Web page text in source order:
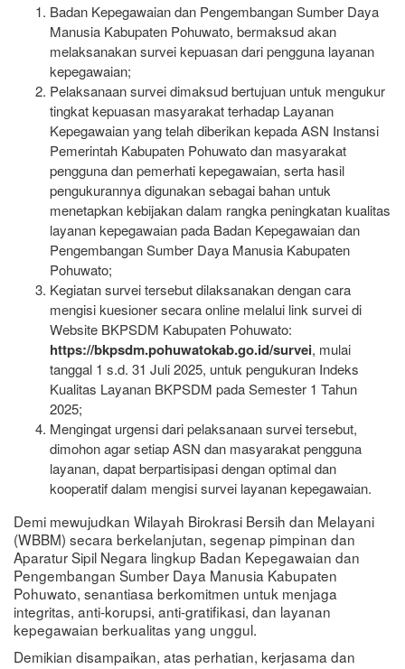
Badan Kepegawaian dan Pengembangan Sumber Daya
Manusia Kabupaten Pohuwato, bermaksud akan
melaksanakan survei kepuasan dari pengguna layanan
kepegawaian;
Pelaksanaan survei dimaksud bertujuan untuk mengukur
tingkat kepuasan masyarakat terhadap Layanan
Kepegawaian yang telah diberikan kepada ASN Instansi
Pemerintah Kabupaten Pohuwato dan masyarakat
pengguna dan pemerhati kepegawaian, serta hasil
pengukurannya digunakan sebagai bahan untuk
menetapkan kebijakan dalam rangka peningkatan kualitas
layanan kepegawaian pada Badan Kepegawaian dan
Pengembangan Sumber Daya Manusia Kabupaten
Pohuwato;
Kegiatan survei tersebut dilaksanakan dengan cara
mengisi kuesioner secara online melalui link survei di
Website BKPSDM Kabupaten Pohuwato:
https://bkpsdm.pohuwatokab.go.id/survei, mulai
tanggal 1 s.d. 31 Juli 2025, untuk pengukuran Indeks
Kualitas Layanan BKPSDM pada Semester 1 Tahun
2025;
Mengingat urgensi dari pelaksanaan survei tersebut,
dimohon agar setiap ASN dan masyarakat pengguna
layanan, dapat berpartisipasi dengan optimal dan
kooperatif dalam mengisi survei layanan kepegawaian.
Demi mewujudkan Wilayah Birokrasi Bersih dan Melayani
(WBBM) secara berkelanjutan, segenap pimpinan dan
Aparatur Sipil Negara lingkup Badan Kepegawaian dan
Pengembangan Sumber Daya Manusia Kabupaten
Pohuwato, senantiasa berkomitmen untuk menjaga
integritas, anti-korupsi, anti-gratifikasi, dan layanan
kepegawaian berkualitas yang unggul.
Demikian disampaikan, atas perhatian, kerjasama dan